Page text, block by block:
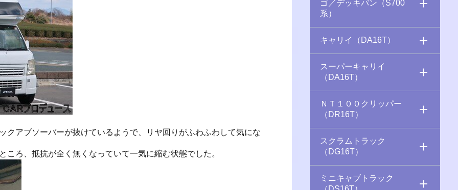
クアブソーバーが抜けているようで、リヤ回りがふわふわして気にな
ころ、抵抗が全く無くなっていて一気に縮む状態でした。
ゴ／デッキバン（S700
系）
キャリイ（DA16T）
スーパーキャリイ
（DA16T）
ＮＴ１００クリッパー
（DR16T）
スクラムトラック
（DG16T）
ミニキャブトラック